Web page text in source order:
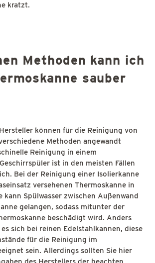
kratzt.
Methoden kann ich
sauber
können für die Reinigung von
Methoden angewandt
Reinigung in einem
ist in den meisten Fällen
Bei der Reinigung einer Isolierkanne
versehenen Thermoskanne in
kann Spülwasser zwischen Außenwand
gelangen, sodass mitunter der
beschädigt wird. Anders
sich bei reinen Edelstahlkannen, diese
für die Reinigung im
sein. Allerdings sollten Sie hier